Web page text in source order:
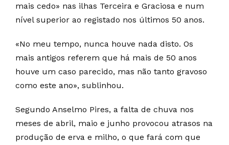
mais cedo» nas ilhas Terceira e Graciosa e num
nível superior ao registado nos últimos 50 anos.
«No meu tempo, nunca houve nada disto. Os
mais antigos referem que há mais de 50 anos
houve um caso parecido, mas não tanto gravoso
como este ano», sublinhou.
Segundo Anselmo Pires, a falta de chuva nos
meses de abril, maio e junho provocou atrasos na
produção de erva e milho, o que fará com que